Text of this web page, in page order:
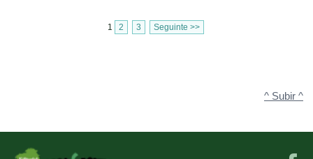
1 2 3 Seguinte >>
^ Subir ^